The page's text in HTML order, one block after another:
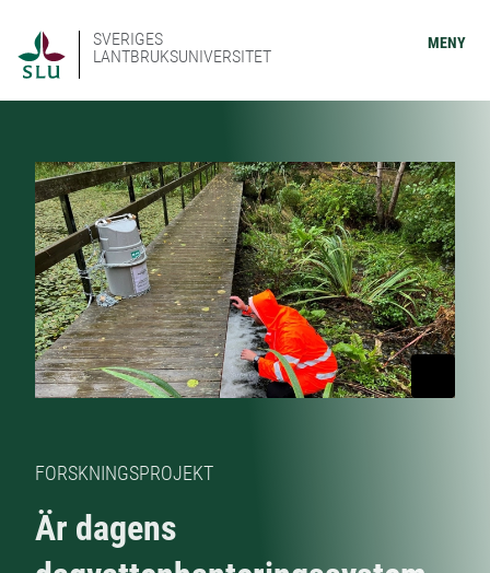
SVERIGES
LANTBRUKSUNIVERSITET
MENY
FORSKNINGSPROJEKT
Är dagens